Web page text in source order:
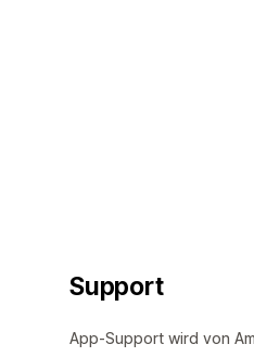
Support
App-Support wird von